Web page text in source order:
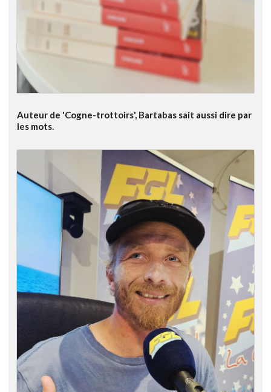
Auteur de 'Cogne-trottoirs', Bartabas sait aussi dire par
les mots.